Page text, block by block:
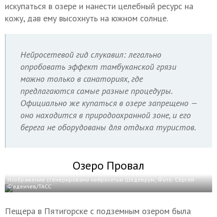
искупаться в озере и нанести целебный ресурс на
кожу, дав ему высохнуть на южном солнце.
Нейросетевой гид слукавил: легально
опробовать эффект тамбуканской грязи
можно только в санаториях, где
предлагаются самые разные процедуры.
Официально же купаться в озере запрещено —
оно находится в природоохранной зоне, и его
берега не оборудованы для отдыха туристов.
Озеро Провал
Изображение сгенерировано нейросетью Шедеврум; Фото: Сергей
Фадеичев/ТАСС
Пещера в Пятигорске с подземным озером была